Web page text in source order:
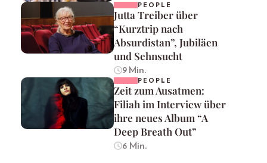
PEOPLE
Jutta Treiber über
“Kurztrip nach
Absurdistan”, Jubiläen
und Sehnsucht
9 Min.
PEOPLE
Zeit zum Ausatmen:
Filiah im Interview über
ihre neues Album “A
Deep Breath Out”
6 Min.